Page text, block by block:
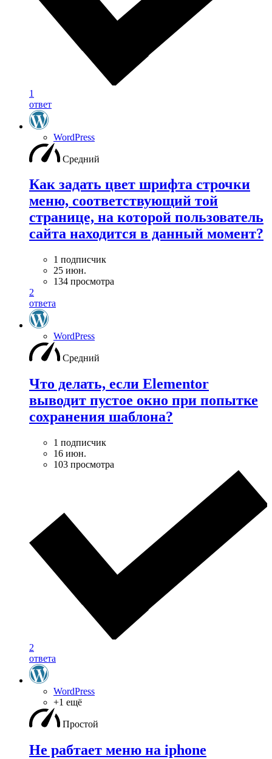
1
ответ
WordPress
Средний
Как задать цвет шрифта строчки
меню, соответствующий той
странице, на которой пользователь
сайта находится в данный момент?
1 подписчик
25 июн.
134 просмотра
2
ответа
WordPress
Средний
Что делать, если Elementor
выводит пустое окно при попытке
сохранения шаблона?
1 подписчик
16 июн.
103 просмотра
2
ответа
WordPress
+1 ещё
Простой
Не рабтает меню на iphone